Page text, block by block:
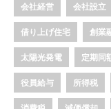
会社経営 会社設立
借り上げ住宅 創業
太陽光発電 定期同
役員給与 所得税